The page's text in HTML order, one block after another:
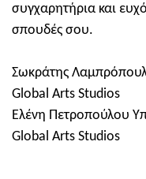
συγχαρητήρια και
σπουδές σου.
Σωκράτης
Global Arts Studios
Ελένη Πετροπούλου
Global Arts Studios